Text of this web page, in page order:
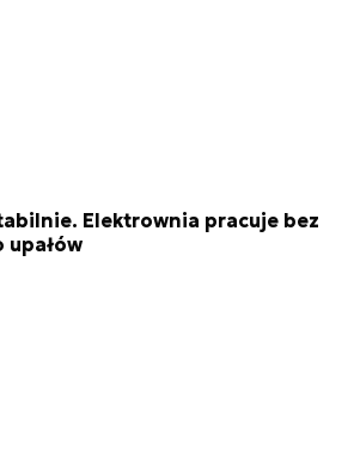
Elektrownia pracuje bez
upałów